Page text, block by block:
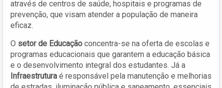
através de centros de saúde, hospitais e programas de
prevenção, que visam atender a população de maneira
eficaz.
O setor de Educação concentra-se na oferta de escolas e
programas educacionais que garantem a educação básica
e o desenvolvimento integral dos estudantes. Já a
Infraestrutura é responsável pela manutenção e melhorias